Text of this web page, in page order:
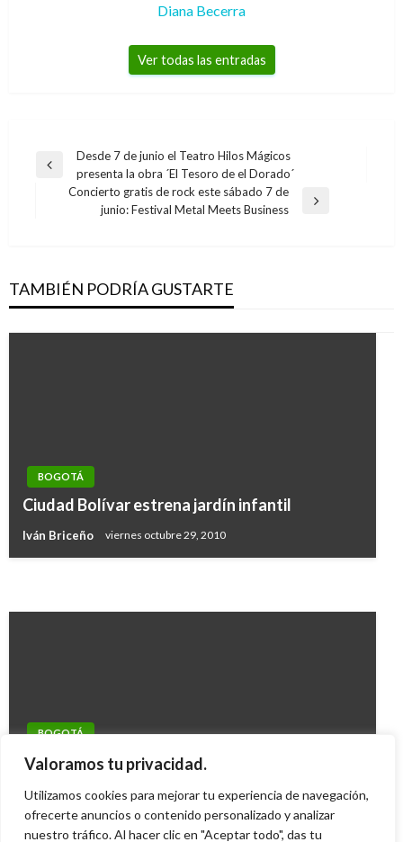
Valoramos tu privacidad.
Utilizamos cookies para mejorar tu experiencia de navegación,
ofrecerte anuncios o contenido personalizado y analizar
nuestro tráfico. Al hacer clic en "Aceptar todo", das tu
Diana Becerra
Ver todas las entradas
Navegación
entradas
Entrada
anterior
Desde 7 de junio el Teatro Hilos Mágicos
presenta la obra ´El Tesoro de el Dorado´
Concierto gratis de rock este sábado 7 de
junio: Festival Metal Meets Business
TAMBIÉN PODRÍA GUSTARTE
BOGOTÁ
Ciudad Bolívar estrena jardín infantil
Iván Briceño viernes octubre 29, 2010
BOGOTÁ
Plan gratuito para los niños en la semana de
BOGOTÁ
Convocan a universidades y organizaciones
para participar en “El Reto Bici”
BOGOTÁ
Muere un hombre al volante y se estrella
Iván Briceño martes diciembre 21, 2010